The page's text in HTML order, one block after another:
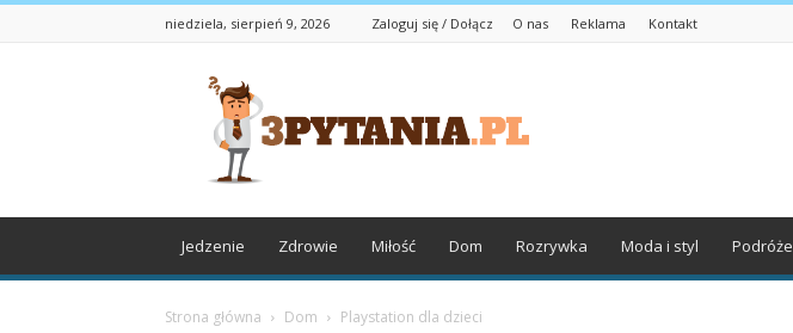
niedziela, sierpień 9, 2026 Zaloguj się / Dołącz O nas Reklama Kontakt
3pytania.pl
Jedzenie Zdrowie Miłość Dom Rozrywka Moda i styl Podróże
Strona główna Dom Playstation dla dzieci